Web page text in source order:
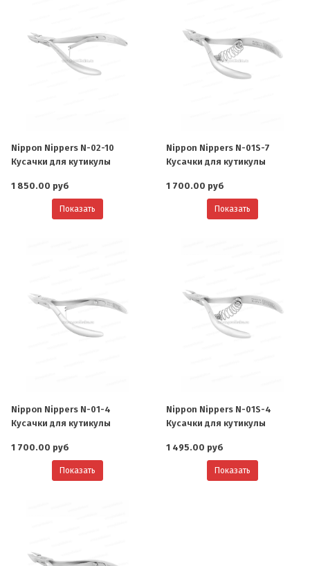
Nippon Nippers N-02-10
Кусачки для кутикулы
1 850.00 руб
Показать
Nippon Nippers N-01S-7
Кусачки для кутикулы
1 700.00 руб
Показать
Nippon Nippers N-01-4
Кусачки для кутикулы
1 700.00 руб
Показать
Nippon Nippers N-01S-4
Кусачки для кутикулы
1 495.00 руб
Показать